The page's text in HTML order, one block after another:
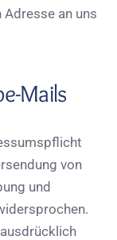
an uns
Mails
von
und